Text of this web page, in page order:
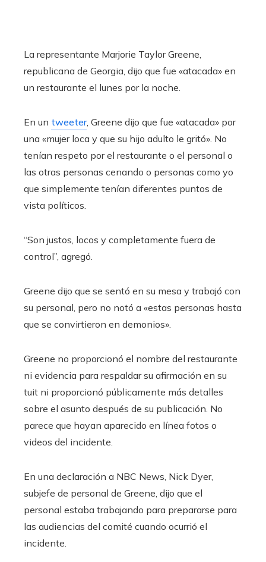
La representante Marjorie Taylor Greene,
republicana de Georgia, dijo que fue «atacada» en
un restaurante el lunes por la noche.
En un tweeter, Greene dijo que fue «atacada» por
una «mujer loca y que su hijo adulto le gritó». No
tenían respeto por el restaurante o el personal o
las otras personas cenando o personas como yo
que simplemente tenían diferentes puntos de
vista políticos.
“Son justos, locos y completamente fuera de
control”, agregó.
Greene dijo que se sentó en su mesa y trabajó con
su personal, pero no notó a «estas personas hasta
que se convirtieron en demonios».
Greene no proporcionó el nombre del restaurante
ni evidencia para respaldar su afirmación en su
tuit ni proporcionó públicamente más detalles
sobre el asunto después de su publicación. No
parece que hayan aparecido en línea fotos o
videos del incidente.
En una declaración a NBC News, Nick Dyer,
subjefe de personal de Greene, dijo que el
personal estaba trabajando para prepararse para
las audiencias del comité cuando ocurrió el
incidente.